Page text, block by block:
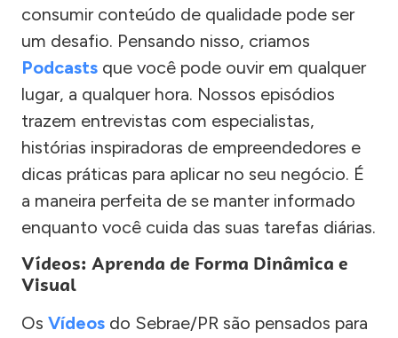
consumir conteúdo de qualidade pode ser
um desafio. Pensando nisso, criamos
Podcasts que você pode ouvir em qualquer
lugar, a qualquer hora. Nossos episódios
trazem entrevistas com especialistas,
histórias inspiradoras de empreendedores e
dicas práticas para aplicar no seu negócio. É
a maneira perfeita de se manter informado
enquanto você cuida das suas tarefas diárias.
Vídeos: Aprenda de Forma Dinâmica e
Visual
Os Vídeos do Sebrae/PR são pensados para